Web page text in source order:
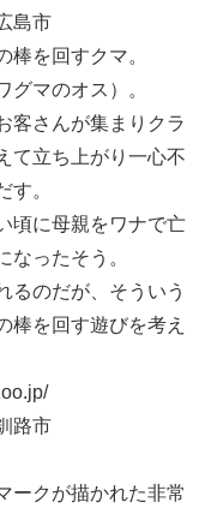
島市
を回すクマ。
マのオス）。
客さんが集まりクラ
て立ち上がり一心不
す。
頃に母親をワナで亡
なったそう。
るのだが、そういう
棒を回す遊びを考え
路市
ークが描かれた非常